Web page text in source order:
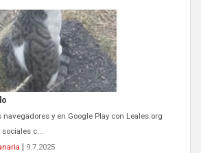
navegadores y en Google Play con Leales.org
c...
9.7.2025